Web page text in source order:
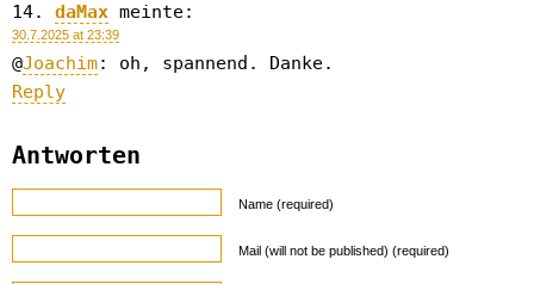
daMax meinte:
30.7.2025 at 23:39
@Joachim: oh, spannend. Danke.
Reply
Antworten
Name (required)
Mail (will not be published) (required)